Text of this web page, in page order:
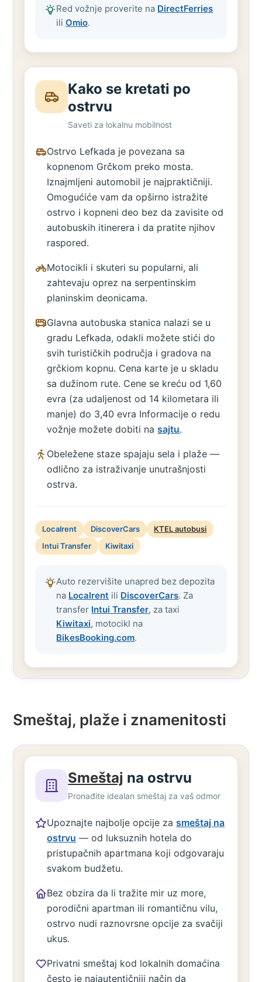
Red vožnje proverite na DirectFerries
iliOmio.
Kako se kretati po
ostrvu
Saveti za lokalnu mobilnost
Ostrvo Lefkada je povezana sa
kopnenom Grčkom preko mosta.
Iznajmljeni automobil je najpraktičniji.
Omogućiće vam da opširno istražite
ostrvo i kopneni deo bez da zavisite od
autobuskih itinerera i da pratite njihov
raspored.
Motocikli i skuteri su popularni, ali
zahtevaju oprez na serpentinskim
planinskim deonicama.
Glavna autobuska stanica nalazi se u
gradu Lefkada, odakli možete stići do
svih turističkih područja i gradova na
grčkiom kopnu. Cena karte je u skladu
sa dužinom rute. Cene se kreću od 1,60
evra (za udaljenost od 14 kilometara ili
manje) do 3,40 evra Informacije o redu
vožnje možete dobiti nasajtu.
Obeležene staze spajaju sela i plaže —
odlično za istraživanje unutrašnjosti
ostrva.
Localrent DiscoverCars
KTEL autobusi
Intui Transfer
Kiwitaxi
Auto rezervišite unapred bez depozita
na Localrent ili DiscoverCars. Za
transfer Intui Transfer, za taxi
Kiwitaxi, motocikl na
BikesBooking.com.
Smeštaj, plaže i znamenitosti
Smeštaj na ostrvu
Pronađite idealan smeštaj za vaš odmor
Upoznajte najbolje opcije zasmeštaj na
ostrvu — od luksuznih hotela do
pristupačnih apartmana koji odgovaraju
svakom budžetu.
Bez obzira da li tražite mir uz more,
porodični apartman ili romantičnu vilu,
ostrvo nudi raznovrsne opcije za svačiji
ukus.
Privatni smeštaj kod lokalnih domaćina
često je najautentičniji način da